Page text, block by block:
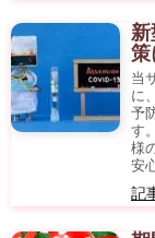
新
策
当
に
予
す
様
安
記